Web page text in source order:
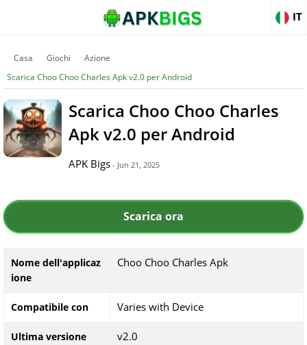
IT
Casa Giochi
Azione
Scarica Choo Choo Charles Apk v2.0 per Android
Scarica Choo Choo Charles
Apk v2.0 per Android
APK Bigs - Jun 21, 2025
Scarica ora
Nome dell'applicaz
ione
Choo Choo Charles Apk
Compatibile con Varies with Device
Ultima versione v2.0